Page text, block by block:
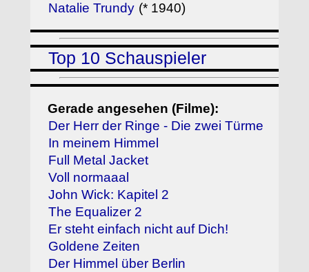
Natalie Trundy (* 1940)
Top 10 Schauspieler
Gerade angesehen (Filme):
Der Herr der Ringe - Die zwei Türme
In meinem Himmel
Full Metal Jacket
Voll normaaal
John Wick: Kapitel 2
The Equalizer 2
Er steht einfach nicht auf Dich!
Goldene Zeiten
Der Himmel über Berlin